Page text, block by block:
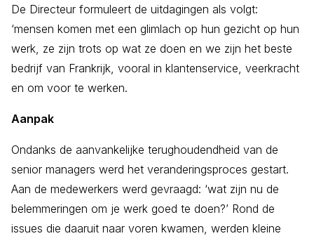
De Directeur formuleert de uitdagingen als volgt:
‘mensen komen met een glimlach op hun gezicht op hun
werk, ze zijn trots op wat ze doen en we zijn het beste
bedrijf van Frankrijk, vooral in klantenservice, veerkracht
en om voor te werken.
Aanpak
Ondanks de aanvankelijke terughoudendheid van de
senior managers werd het veranderingsproces gestart.
Aan de medewerkers werd gevraagd: ‘wat zijn nu de
belemmeringen om je werk goed te doen?’ Rond de
issues die daaruit naar voren kwamen, werden kleine